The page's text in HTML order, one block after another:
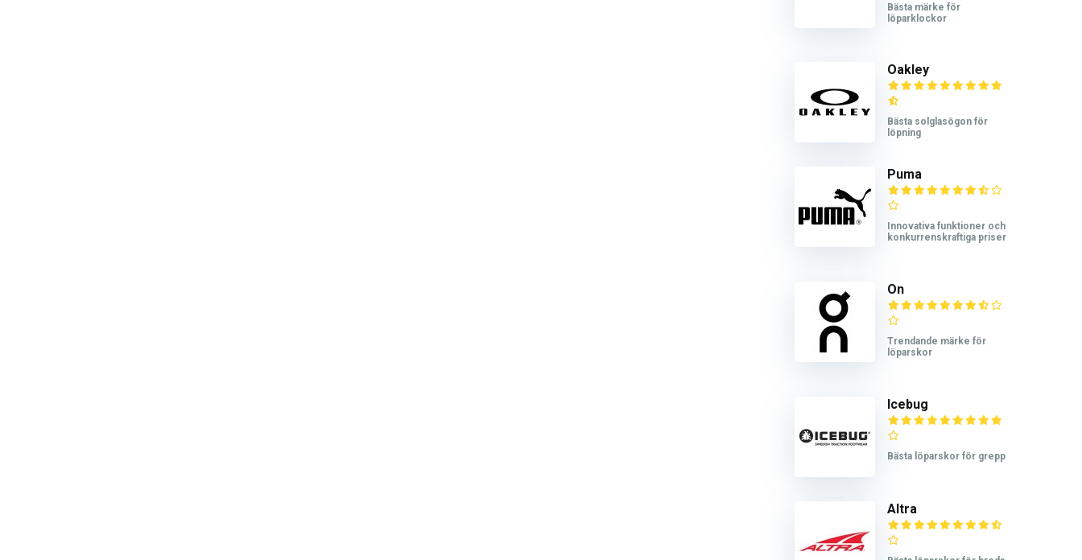
Bästa märke för
löparklockor
Oakley
Bästa solglasögon för
löpning
Puma
Innovativa funktioner och
konkurrenskraftiga priser
On
Trendande märke för
löparskor
Icebug
Bästa löparskor för grepp
Altra